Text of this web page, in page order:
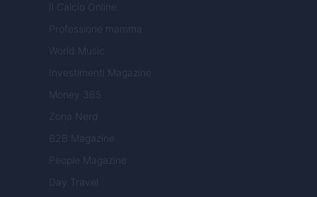
Il Calcio Online
Professione mamma
World Music
Investimenti Magazine
Money 365
Zona Nerd
B2B Magazine
People Magazine
Day Travel